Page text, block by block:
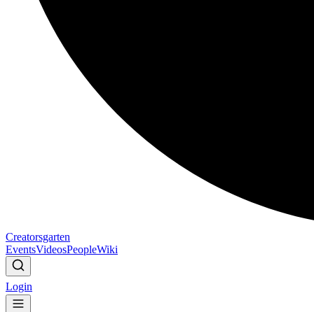
Creatorsgarten
EventsVideosPeopleWiki
Login